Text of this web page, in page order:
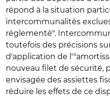
répond à la situation
intercommunalités
réglementé".
toutefois des précisions
d'application de
nouveau filet de sécurité,
envisagée des assiettes
réduire les effets de ce